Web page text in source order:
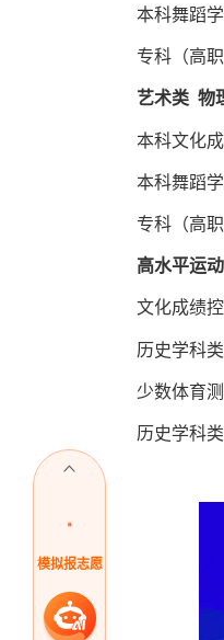
模拟报志愿
本科舞蹈学
专科（高职
艺术类 物
本科文化成
本科舞蹈学
专科（高职
高水平运
文化成绩
历史学科类
少数体育测
历史学科类